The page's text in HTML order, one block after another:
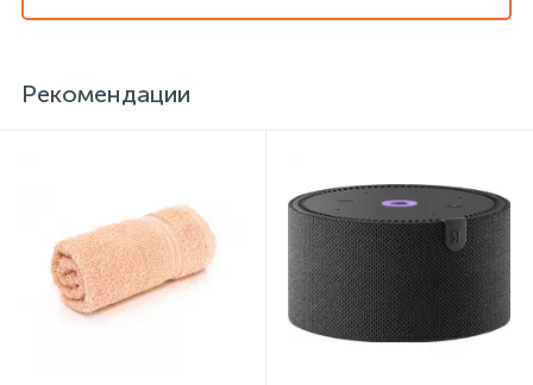
Рекомендации
Сейфы оружейные
Системы хранения